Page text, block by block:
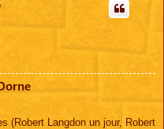
(Robert Langdon un jour, Robert